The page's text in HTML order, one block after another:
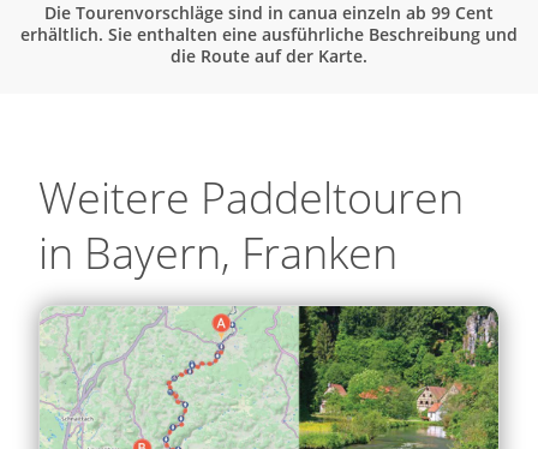
Die Tourenvorschläge sind in canua einzeln ab 99 Cent
erhältlich. Sie enthalten eine ausführliche Beschreibung und
die Route auf der Karte.
Weitere Paddeltouren
in Bayern, Franken